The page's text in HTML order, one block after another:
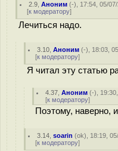
2.9 ,Аноним (-), 17:54, 05/
[к модератору]
Лечиться надо.
3.10 ,Аноним (-), 18:03,
[к модератору]
Я читал эту статью
4.37 ,Аноним (-),
[к модератору]
Поэтому, наверно,
3.14 ,soarin (ok), 18:19,
[к модератору]